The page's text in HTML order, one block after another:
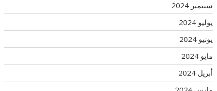
سبتمبر 2024
يوليو 2024
يونيو 2024
مايو 2024
أبريل 2024